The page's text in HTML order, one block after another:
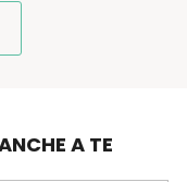
A TE